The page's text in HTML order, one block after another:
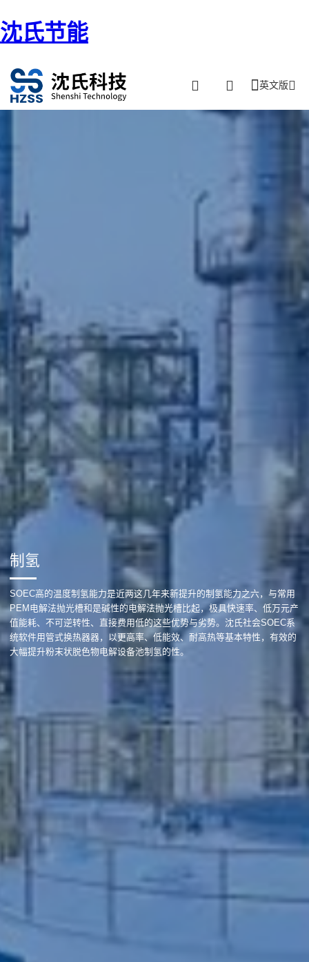
沈氏节能
英文版
制氢
SOEC高的温度制氢能力是近两这几年来新提升的制氢能力之六，与常用
PEM电解法抛光槽和是碱性的电解法抛光槽比起，极具快速率、低万元产
值能耗、不可逆转性、直接费用低的这些优势与劣势。沈氏社会SOEC系
统软件用管式换热器器，以更高率、低能效、耐高热等基本特性，有效的
大幅提升粉末状脱色物电解设备池制氢的性。